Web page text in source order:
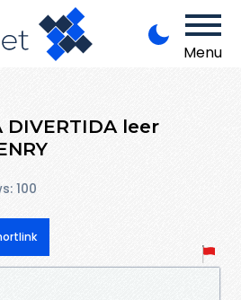
Menu
DIVERTIDA leer
100